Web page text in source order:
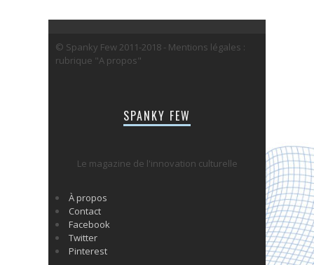
© Spanky Few 2011-2018 - Mentions légales :
rubrique "A propos"
SPANKY FEW
Le magazine de l'innovation culturelle
À propos
Contact
Facebook
Twitter
Pinterest